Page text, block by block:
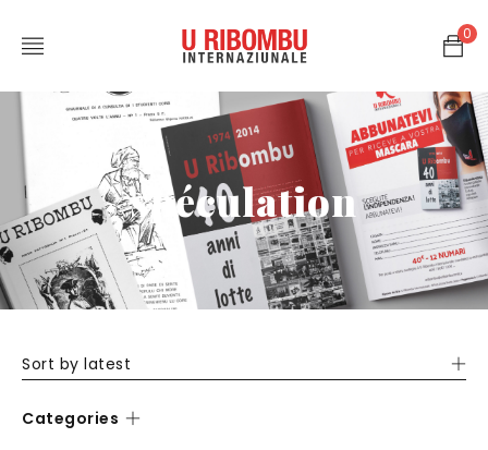
0
spéculation
Sort by latest
Categories